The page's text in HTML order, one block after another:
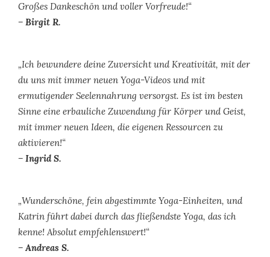
Großes Dankeschön und voller Vorfreude!“
– Birgit R.
„Ich bewundere deine Zuversicht und Kreativität, mit der
du uns mit immer neuen Yoga-Videos und mit
ermutigender Seelennahrung versorgst. Es ist im besten
Sinne eine erbauliche Zuwendung für Körper und Geist,
mit immer neuen Ideen, die eigenen Ressourcen zu
aktivieren!“
– Ingrid S.
„Wunderschöne, fein abgestimmte Yoga-Einheiten, und
Katrin führt dabei durch das fließendste Yoga, das ich
kenne! Absolut empfehlenswert!“
– Andreas S.